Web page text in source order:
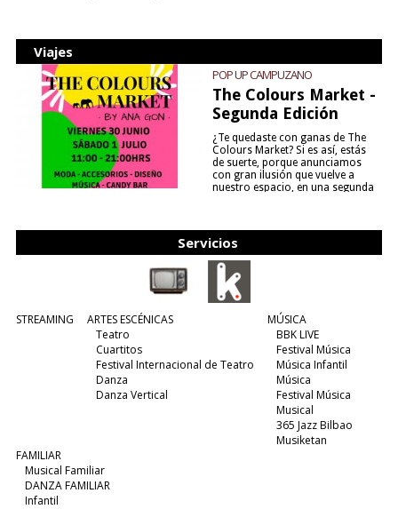
Viajes
POP UP CAMPUZANO
The Colours Market -
Segunda Edición
¿Te quedaste con ganas de The
Colours Market? Si es así, estás
de suerte, porque anunciamos
con gran ilusión que vuelve a
nuestro espacio, en una segunda
Servicios
STREAMING
ARTES ESCÉNICAS
Teatro
Cuartitos
Festival Internacional de Teatro
Danza
Danza Vertical
MÚSICA
BBK LIVE
Festival Música
Música Infantil
Música
Festival Música
Musical
365 Jazz Bilbao
Musiketan
FAMILIAR
Musical Familiar
DANZA FAMILIAR
Infantil